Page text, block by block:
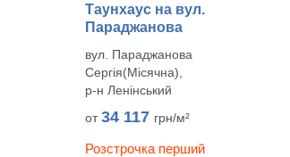
Таунхаус на вул.
Параджанова
вул. Параджанова
Сергія(Місячна),
р‑н Ленінський
от34 117 грн/м²
Розстрочка перший